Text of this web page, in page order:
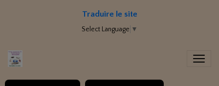
Traduire le site
Select Language ▼